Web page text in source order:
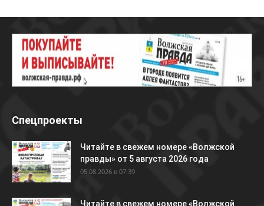
Спецпроекты
Читайте в свежем номере «Волжской
правды» от 5 августа 2026 года
05.08.2026 в 07:39
Читайте в свежем номере «Волжской